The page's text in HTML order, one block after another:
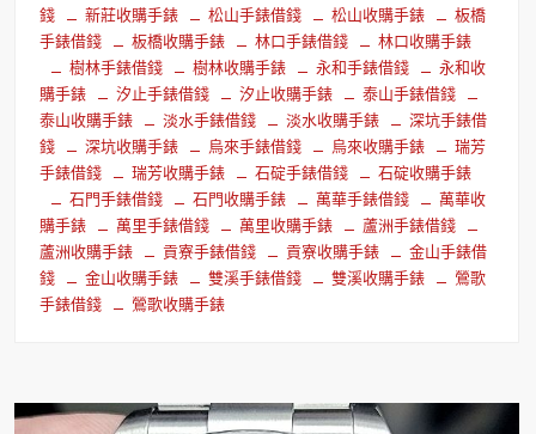
錢
新莊收購手錶 松山手錶借錢 松山收購手錶
板橋
手錶借錢
板橋收購手錶 林口手錶借錢
林口收購手錶
樹林手錶借錢
樹林收購手錶 永和手錶借錢
永和收
購手錶
汐止手錶借錢 汐止收購手錶
泰山手錶借錢
泰山收購手錶
淡水手錶借錢 淡水收購手錶
深坑手錶借
錢
深坑收購手錶 烏來手錶借錢 烏來收購手錶
瑞芳
手錶借錢
瑞芳收購手錶 石碇手錶借錢
石碇收購手錶
石門手錶借錢
石門收購手錶 萬華手錶借錢
萬華收
購手錶
萬里手錶借錢 萬里收購手錶
蘆洲手錶借錢
蘆洲收購手錶
貢寮手錶借錢 貢寮收購手錶
金山手錶借
錢
金山收購手錶 雙溪手錶借錢 雙溪收購手錶
鶯歌
手錶借錢
鶯歌收購手錶